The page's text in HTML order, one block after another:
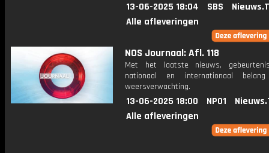
13-06-2025 18:04 SBS
Alle afleveringen
NOS Journaal: Afl. 118
Met het laatste nieuws,
nationaal en internationaal
weersverwachting.
13-06-2025 18:00 NPO1
Alle afleveringen